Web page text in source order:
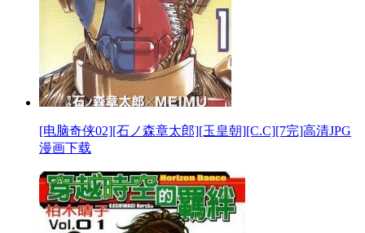
[电脑奇侠02][石ノ森章太郎][玉皇朝][C.C][7完]高清JPG
漫画下载